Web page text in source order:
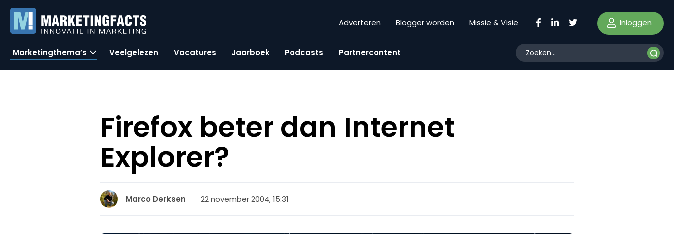
Adverteren Blogger worden Missie & Visie Inloggen
Marketingthema’s Veelgelezen Vacatures Jaarboek Podcasts Partnercontent
Firefox beter dan Internet
Explorer?
Marco Derksen 22 november 2004, 15:31